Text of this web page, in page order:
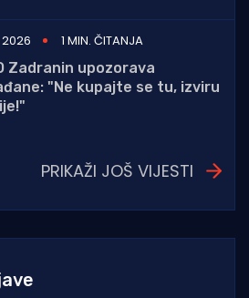
1 MIN. ČITANJA
Zadranin upozorava
"Ne kupajte se tu, izviru
PRIKAŽI JOŠ VIJESTI